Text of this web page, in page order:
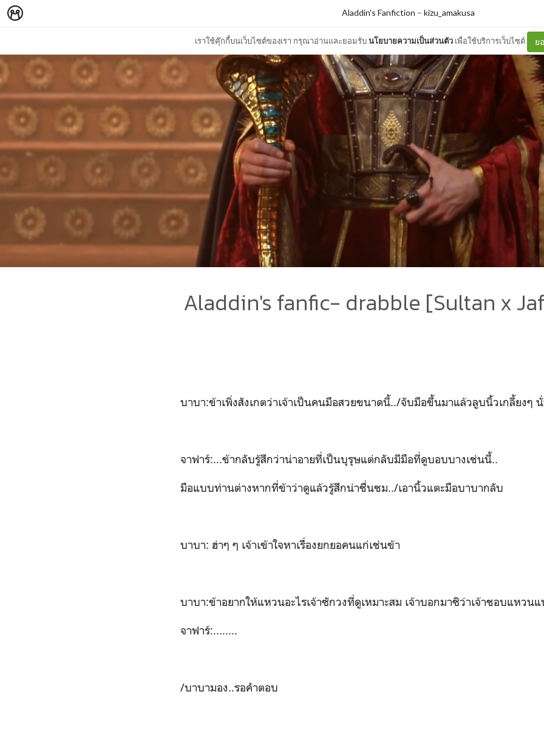
เราใช้คุ๊กกี้บนเว็บไซต์ของเรา กรุณาอ่านและยอมรับนโยบายความเป็นส่วนตัว เพื่อใช้บริการเว็บไซต์ ย
Aladdin's Fanfiction – kizu_amakusa
Aladdin's fanfic- drabble [Sultan x
บาบา:ข้าเพิ่งสังเกตว่าเจ้าเป็นคนมือสวยขนาดนี้../จับมือขึ้นมาแล้วลูบนิ้วเกลี้ยงๆ
จาฟาร์:...ข้ากลับรู้สึกว่าน่าอายที่เป็นบุรุษแต่กลับมีมือที่ดูบอบบางเช่นนี้..
มือแบบท่านต่างหากที่ข้าว่าดูแล้วรู้สึกน่าชื่นชม../เอานิ้วแตะมือบาบากลับ
บาบา: ฮ่าๆ ๆ เจ้าเข้าใจหาเรื่องยกยอคนแก่เช่นข้า
บาบา:ข้าอยากให้แหวนอะไรเจ้าซักวงที่ดูเหมาะสม เจ้าบอกมาซิว่าเจ้าชอบแหวน
จาฟาร์:........
/บาบามอง..รอคำตอบ